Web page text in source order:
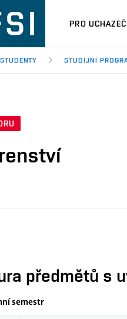
PRO
STUDIJNÍ
předmětů s
semestr